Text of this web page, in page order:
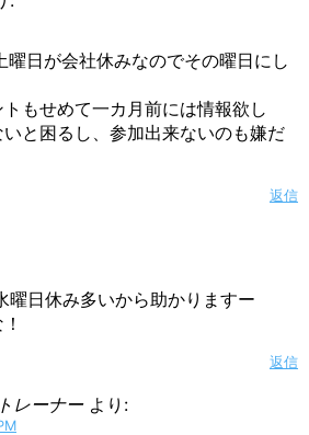
曜日が会社休みなのでその曜日にし
もせめて一カ月前には情報欲し
と困るし、参加出来ないのも嫌だ
返信
曜日休み多いから助かりますー
返信
レーナー より: